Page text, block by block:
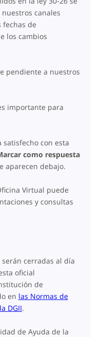
canales
fechas de
los cambios
pendiente a nuestros
importante para
satisfecho con esta
como respuesta
aparecen debajo.
Virtual puede
y consultas
cerradas al día
oficial
de
en las Normas de
DGII.
de Ayuda de la